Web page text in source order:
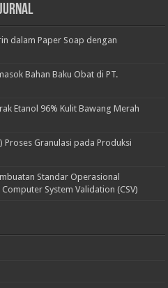
dalam Paper Soap dengan
Bahan Baku Obat di PT.
Etanol 96% Kulit Bawang Merah
Proses Granulasi pada Produksi
Standar Operasional
System Validation (CSV)